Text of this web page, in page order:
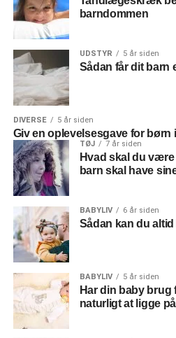
barndommen
UDSTYR 5 år siden
Sådan får dit barn
DIVERSE 5 år siden
Giv en oplevelsesgave for børn
TØJ 7 år siden
Hvad skal du
barn skal have
BABYLIV 6 år siden
Sådan kan du
BABYLIV 5 år siden
Har din baby
naturligt at ligge